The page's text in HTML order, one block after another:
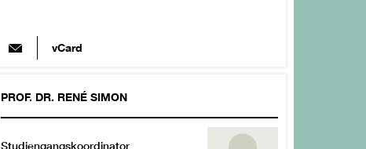
vCard
PROF. DR. RENÉ SIMON
Studiengangskoordinator